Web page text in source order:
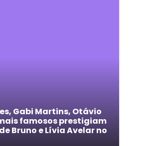
Gabi Martins, Otávio
famosos prestigiam
Bruno e Lívia Avelar no